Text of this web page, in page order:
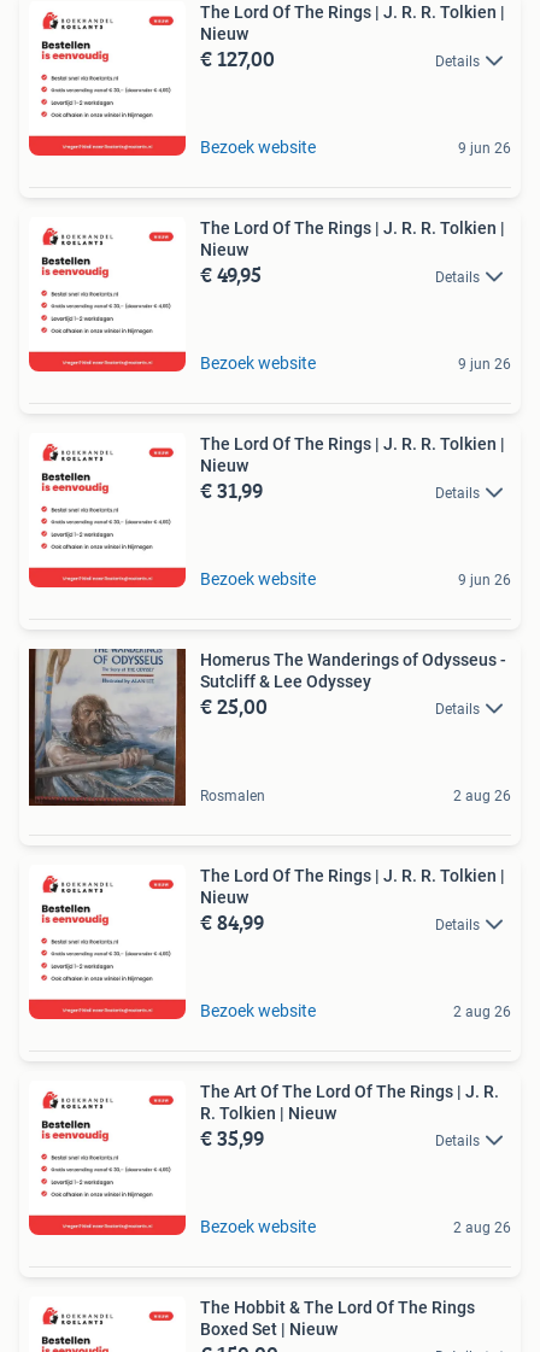
The Lord Of The Rings | J. R. R. Tolkien |
Nieuw
€ 127,00 Details
Bezoek website 9 jun 26
The Lord Of The Rings | J. R. R. Tolkien |
Nieuw
€ 49,95 Details
Bezoek website 9 jun 26
The Lord Of The Rings | J. R. R. Tolkien |
Nieuw
€ 31,99 Details
Bezoek website 9 jun 26
Homerus The Wanderings of Odysseus -
Sutcliff & Lee Odyssey
€ 25,00 Details
Rosmalen 2 aug 26
The Lord Of The Rings | J. R. R. Tolkien |
Nieuw
€ 84,99 Details
Bezoek website 2 aug 26
The Art Of The Lord Of The Rings | J. R.
R. Tolkien | Nieuw
€ 35,99 Details
Bezoek website 2 aug 26
The Hobbit & The Lord Of The Rings
Boxed Set | Nieuw